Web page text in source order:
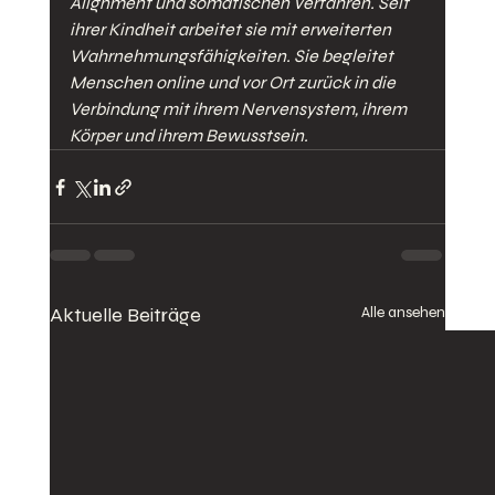
ihrer Kindheit arbeitet sie mit erweiterten
Wahrnehmungsfähigkeiten. Sie begleitet
Menschen online und vor Ort zurück in die
Verbindung mit ihrem Nervensystem, ihrem
Körper und ihrem Bewusstsein.
Aktuelle Beiträge Alle ansehen